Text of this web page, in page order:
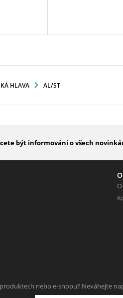
HLAVA AL/ST
být informováni o všech
nebo e-shopu? Neváhejte